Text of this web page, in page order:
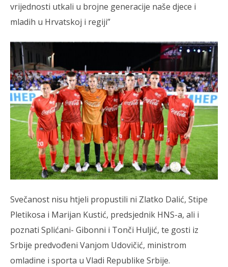
vrijednosti utkali u brojne generacije naše djece i
mladih u Hrvatskoj i regiji”
Svečanost nisu htjeli propustili ni Zlatko Dalić, Stipe
Pletikosa i Marijan Kustić, predsjednik HNS-a, ali i
poznati Splićani- Gibonni i Tonči Huljić, te gosti iz
Srbije predvođeni Vanjom Udovičić, ministrom
omladine i sporta u Vladi Republike Srbije.